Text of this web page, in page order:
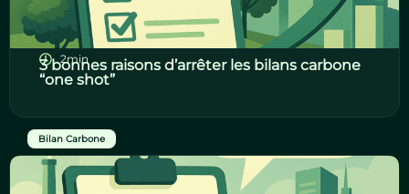
2min
3 bonnes raisons d’arrêter les bilans carbone
“one shot”
Bilan Carbone